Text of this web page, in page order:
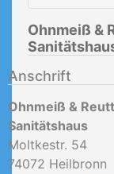
Ohnmeiß &
Anschrift
Ohnmeiß &
Sanitätshaus
Moltkestr. 54
74072 Heilbronn